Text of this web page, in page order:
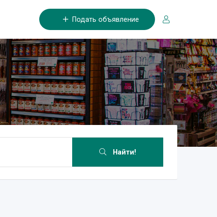
Подать объявление
Найти!